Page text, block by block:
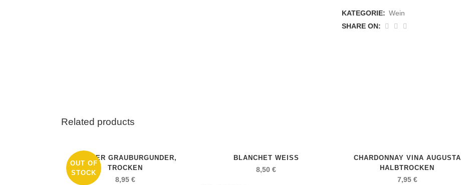
KATEGORIE: Wein
SHARE ON:
Related products
OUT OF
STOCK
WEGNER GRAUBURGUNDER,
TROCKEN
8,95€
BLANCHET WEISS
8,50€
CHARDONNAY VINA AUGUSTA
HALBTROCKEN
7,95 €